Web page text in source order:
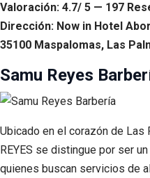
Valoración: 4.7/ 5 — 197
Dirección: Now in Hotel
35100 Maspalomas, Las
Samu Reyes
Ubicado en el corazón de Las
REYES se distingue por ser
quienes buscan servicios de